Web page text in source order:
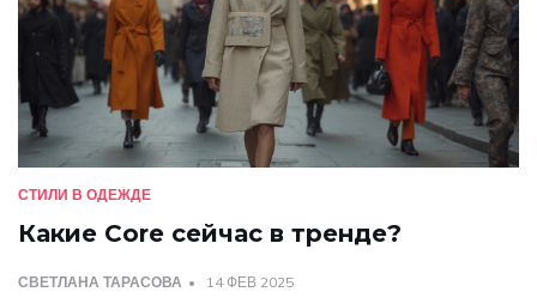
СТИЛИ В ОДЕЖДЕ
Какие Core сейчас в тренде?
СВЕТЛАНА ТАРАСОВА 14 ФЕВ 2025